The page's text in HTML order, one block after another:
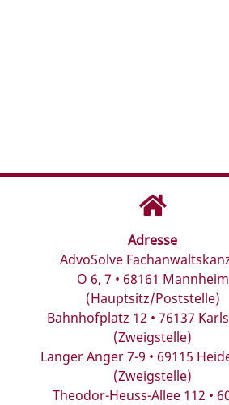
Adresse
AdvoSolve
O 6, 7 • 68161 Mannheim
(Hauptsitz/Poststelle)
Bahnhofplatz 12 • 76137
(Zweigstelle)
Langer Anger 7-9 • 69115
(Zweigstelle)
Theodor-Heuss-Allee 112 •